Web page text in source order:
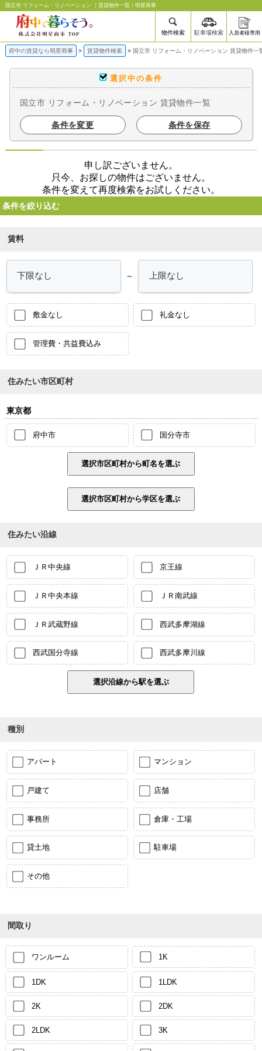
国立市 リフォーム・リノベーション ｜賃貸物件一覧｜明星商事
物件検索 駐車場検索 入居者様専用
府中の賃貸なら明星商事 賃貸物件検索 国立市 リフォーム・リノベーション 賃貸物件一
選択中の条件
国立市 リフォーム・リノベーション 賃貸物件一覧
条件を変更 条件を保存
申し訳ございません。
只今、お探しの物件はございません。
条件を変えて再度検索をお試しください。
条件を絞り込む
賃料
～
敷金なし 礼金なし
管理費・共益費込み
住みたい市区町村
東京都
府中市 国分寺市
住みたい沿線
ＪＲ中央線 京王線
ＪＲ中央本線 ＪＲ南武線
ＪＲ武蔵野線 西武多摩湖線
西武国分寺線 西武多摩川線
種別
アパート マンション
戸建て 店舗
事務所 倉庫・工場
貸土地 駐車場
その他
間取り
ワンルーム 1K
1DK 1LDK
2K 2DK
2LDK 3K